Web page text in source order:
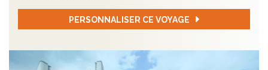
PERSONNALISER CE VOYAGE